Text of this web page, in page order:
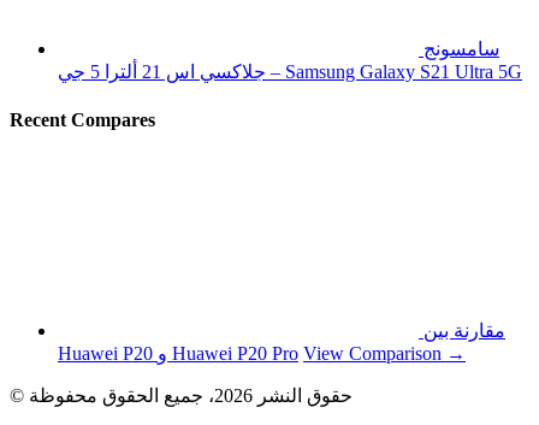
سامسونج
جلاكسي اس 21 ألترا 5 جي – Samsung Galaxy S21 Ultra 5G
Recent Compares
مقارنة بين
Huawei P20 و Huawei P20 Pro View Comparison →